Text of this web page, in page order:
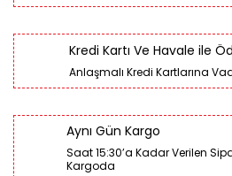
Kredi Kartı Ve Havale ile
Anlaşmalı Kredi Kartlarına
Aynı Gün Kargo
Saat 15:30’a Kadar Verilen
Kargoda